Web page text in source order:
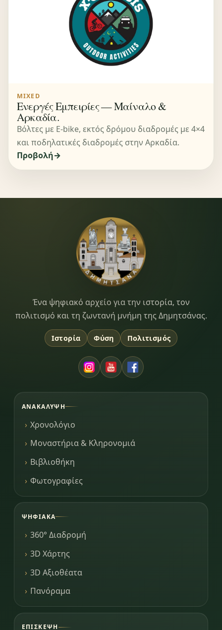
MIXED
Ενεργές Εμπειρίες — Μαίναλο &
Αρκαδία.
Βόλτες με E-bike, εκτός δρόμου διαδρομές με 4×4
και ποδηλατικές διαδρομές στην Αρκαδία.
Προβολή
Dimitsana.gr
Ένα ψηφιακό αρχείο για την ιστορία, τον
πολιτισμό και τη ζωντανή μνήμη της Δημητσάνας.
Ιστορία Φύση Πολιτισμός
ΑΝΑΚΆΛΥΨΗ
Χρονολόγιο
Μοναστήρια & Κληρονομιά
Βιβλιοθήκη
Φωτογραφίες
ΨΗΦΙΑΚΆ
360° Διαδρομή
3D Χάρτης
3D Αξιοθέατα
Πανόραμα
ΕΠΊΣΚΕΨΗ